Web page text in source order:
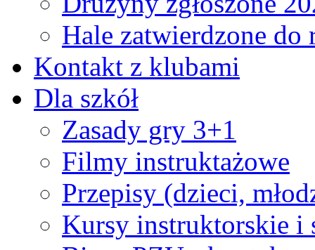
Hale zatwierdzone
Kontakt z klubami
Dla szkół
Zasady gry 3+1
Filmy instruktażowe
Przepisy (dzieci,
Kursy instruktorskie i